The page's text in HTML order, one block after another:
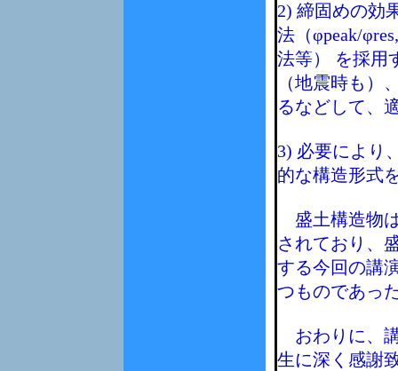
2) 締固めの効
法（φpeak/
法等） を採用
（地震時も）
るなどして、
3) 必要により
的な構造形式
盛土構造物
されており、
する今回の講
つものであっ
おわりに、
生に深く感謝